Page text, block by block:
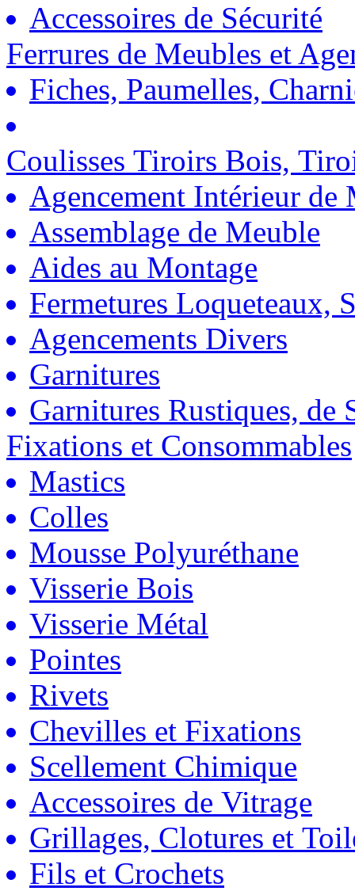
Accessoires de Sécurité
Ferrures de Meubles et
Fiches, Paumelles,
Coulisses Tiroirs Bois,
Agencement Intérieur de
Assemblage de Meuble
Aides au Montage
Fermetures Loqueteaux,
Agencements Divers
Garnitures
Garnitures Rustiques, de
Fixations et Consommables
Mastics
Colles
Mousse Polyuréthane
Visserie Bois
Visserie Métal
Pointes
Rivets
Chevilles et Fixations
Scellement Chimique
Accessoires de Vitrage
Grillages, Clotures et
Fils et Crochets